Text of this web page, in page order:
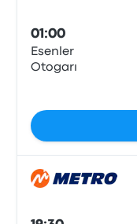
01:00
Esenler
Otogarı